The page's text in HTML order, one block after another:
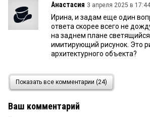
Анастасия 3 апреля 2025 в
Ирина, и задам еще один
ответа скорее всего не
на заднем плане светящийся
имитирующий рисунок. Это
архитектурного объекта?
3 апреля 2025 в 11:12:
Ну, это мать и жена, о
«материлизовать». Во-
Показать все комментарии (24)
Ваш комментарий